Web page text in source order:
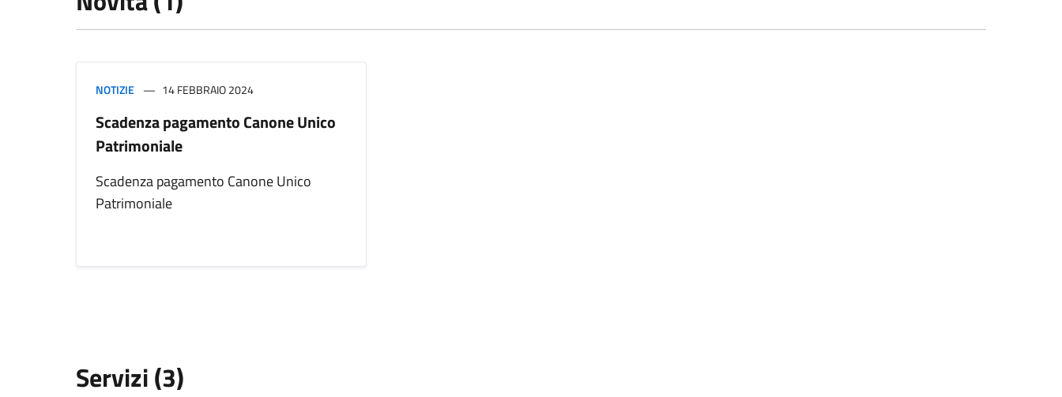
NOTIZIE 14 FEBBRAIO 2024
Scadenza pagamento Canone Unico
Patrimoniale
Scadenza pagamento Canone Unico
Patrimoniale
Servizi (3)